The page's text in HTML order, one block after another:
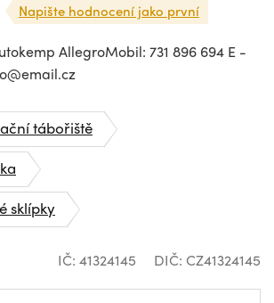
Napište hodnocení jako první
AllegroMobil: 731 896 694 E -
tábořiště
sklípky
IČ: 41324145 DIČ: CZ41324145